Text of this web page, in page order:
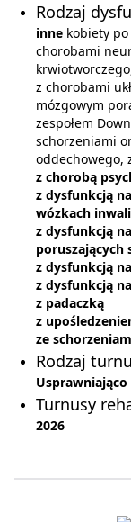
Rodzaj
inne kobiety
chorobami
z chorobami
mózgowym
zespołem
schorzeniami
oddechowego,
z chorobą
z dysfunkcją
wózkach
z dysfunkcją
poruszających
z dysfunkcją
z dysfunkcją
z padaczką
z
ze
Rodzaj
Turnusy
2026